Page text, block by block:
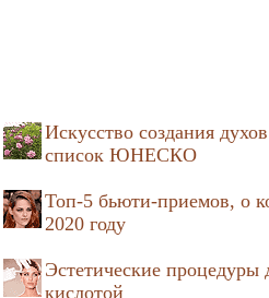
Искусство создания
список ЮНЕСКО
Топ-5 бьюти-приемов, о
2020 году
Эстетические процедуры
кислотой